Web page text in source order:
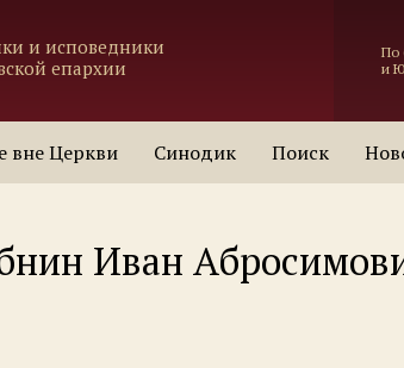
и исповедники
епархии
По
и
вне Церкви Синодик Поиск
Иван